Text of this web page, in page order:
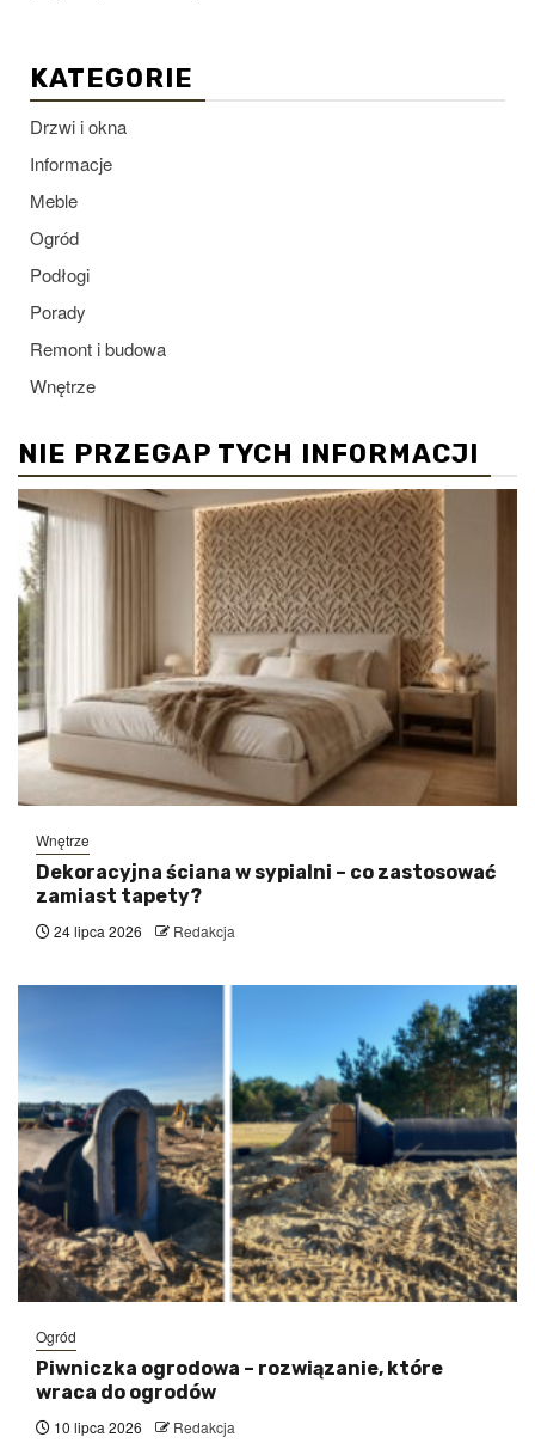
KATEGORIE
Drzwi i okna
Informacje
Meble
Ogród
Podłogi
Porady
Remont i budowa
Wnętrze
NIE PRZEGAP TYCH INFORMACJI
Wnętrze
Dekoracyjna ściana w sypialni – co zastosować
zamiast tapety?
24 lipca 2026 Redakcja
Ogród
Piwniczka ogrodowa – rozwiązanie, które
wraca do ogrodów
10 lipca 2026 Redakcja